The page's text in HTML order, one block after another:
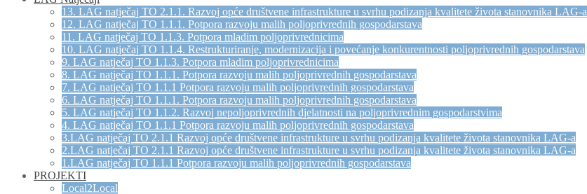
13. LAG natječaj TO 2.1.1. Razvoj opće društvene infrastrukture u svrhu podizanja kvalitete života stanovnika LAG-a
12. LAG natječaj TO 1.1.1. Potpora razvoju malih poljoprivrednih gospodarstava
11. LAG natječaj TO 1.1.3. Potpora mladim poljoprivrednicima
10. LAG natječaj TO 1.1.4. Restrukturiranje, modernizacija i povećanje konkurentnosti poljoprivrednih gospodarstava
9. LAG natječaj TO 1.1.3. Potpora mladim poljoprivrednicima
8. LAG natječaj TO 1.1.1. Potpora razvoju malih poljoprivrednih gospodarstava
7. LAG natječaj TO 1.1.1 Potpora razvoju malih poljoprivrednih gospodarstava
6. LAG natječaj TO 1.1.1. Potpora razvoju malih poljoprivrednih gospodarstava
5. LAG natječaj TO 1.1.2. Razvoj nepoljoprivrednih djelatnosti na poljoprivrednim gospodarstvima
4. LAG natječaj TO 1.1.1 Potpora razvoju malih poljoprivrednih gospodarstava
3.LAG natječaj TO 2.1.1 Razvoj opće društvene infrastrukture u svrhu podizanja kvalitete života stanovnika LAG-a
2.LAG natječaj TO 2.1.1 Razvoj opće društvene infrastrukture u svrhu podizanja kvalitete života stanovnika LAG-a
1.LAG natječaj TO 1.1.1 Potpora razvoju malih poljoprivrednih gospodarstava
PROJEKTI
Local2Local